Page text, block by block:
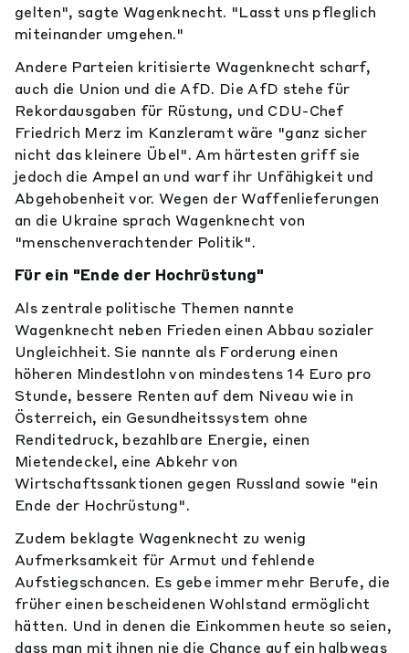
gelten", sagte Wagenknecht. "Lasst uns pfleglich
miteinander umgehen."
Andere Parteien kritisierte Wagenknecht scharf,
auch die Union und die AfD. Die AfD stehe für
Rekordausgaben für Rüstung, und CDU-Chef
Friedrich Merz im Kanzleramt wäre "ganz sicher
nicht das kleinere Übel". Am härtesten griff sie
jedoch die Ampel an und warf ihr Unfähigkeit und
Abgehobenheit vor. Wegen der Waffenlieferungen
an die Ukraine sprach Wagenknecht von
"menschenverachtender Politik".
Für ein "Ende der Hochrüstung"
Als zentrale politische Themen nannte
Wagenknecht neben Frieden einen Abbau sozialer
Ungleichheit. Sie nannte als Forderung einen
höheren Mindestlohn von mindestens 14 Euro pro
Stunde, bessere Renten auf dem Niveau wie in
Österreich, ein Gesundheitssystem ohne
Renditedruck, bezahlbare Energie, einen
Mietendeckel, eine Abkehr von
Wirtschaftssanktionen gegen Russland sowie "ein
Ende der Hochrüstung".
Zudem beklagte Wagenknecht zu wenig
Aufmerksamkeit für Armut und fehlende
Aufstiegschancen. Es gebe immer mehr Berufe, die
früher einen bescheidenen Wohlstand ermöglicht
hätten. Und in denen die Einkommen heute so seien,
dass man mit ihnen nie die Chance auf ein halbwegs